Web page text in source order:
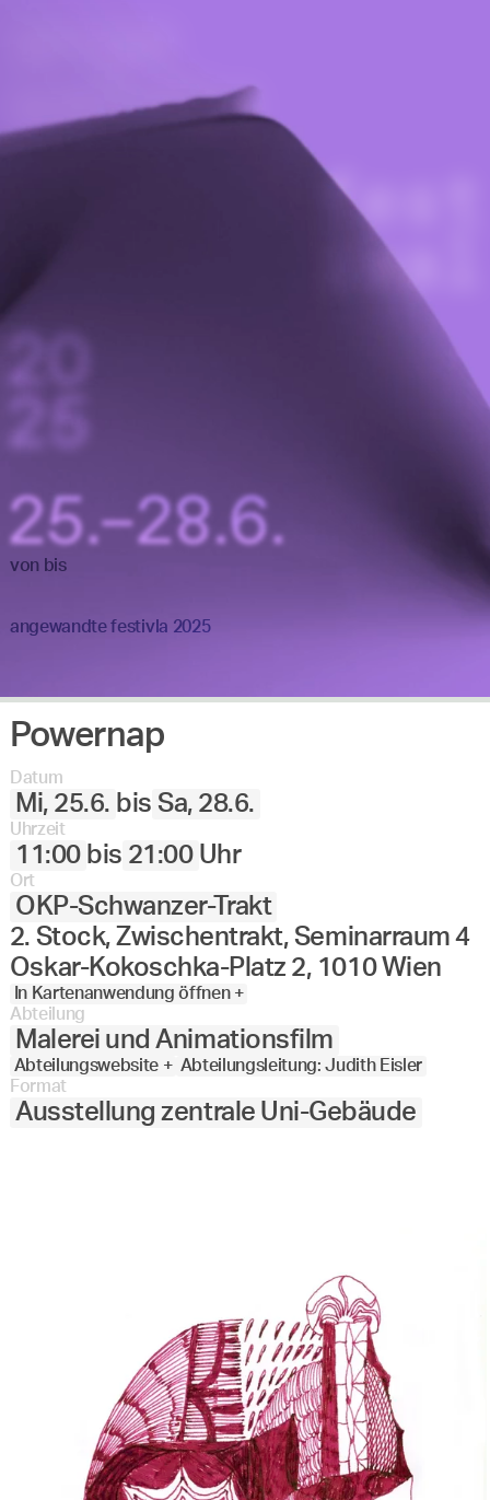
angewandte festivla 2025
von bis
Powernap
Datum
Mi, 25.6. bis Sa, 28.6.
Uhrzeit
11:00 bis 21:00 Uhr
Ort
OKP-Schwanzer-Trakt
2. Stock, Zwischentrakt, Seminarraum 4
Oskar-Kokoschka-Platz 2, 1010 Wien
In Kartenanwendung öffnen +
Abteilung
Malerei und Animationsfilm
Abteilungswebsite + Abteilungsleitung: Judith Eisler
Format
Ausstellung zentrale Uni-Gebäude